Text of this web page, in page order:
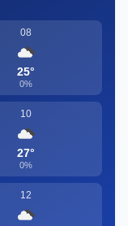
08
25°
0%
10
27°
0%
12